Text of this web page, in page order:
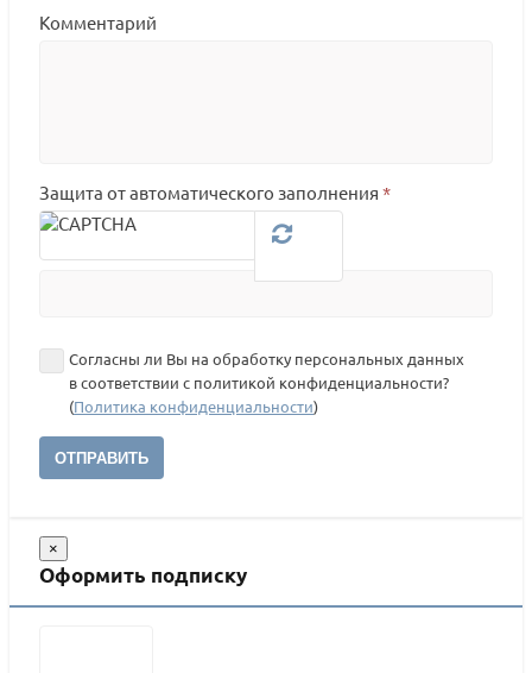
Комментарий
Защита от автоматического заполнения *
Согласны ли Вы на обработку персональных данных
в соответствии с политикой конфиденциальности?
(Политика конфиденциальности)
ОТПРАВИТЬ
×
Оформить подписку